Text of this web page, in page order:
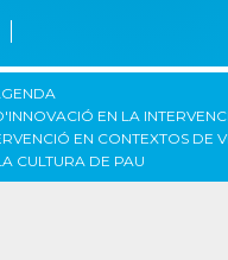
EN LA
EN CONTEXTOS DE
CULTURA DE PAU